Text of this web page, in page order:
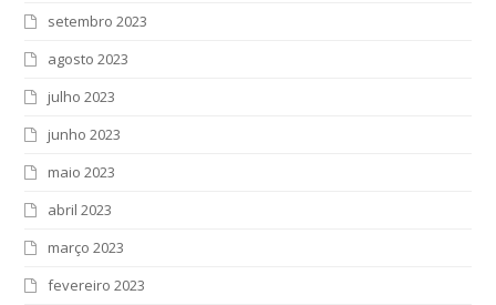
setembro 2023
agosto 2023
julho 2023
junho 2023
maio 2023
abril 2023
março 2023
fevereiro 2023